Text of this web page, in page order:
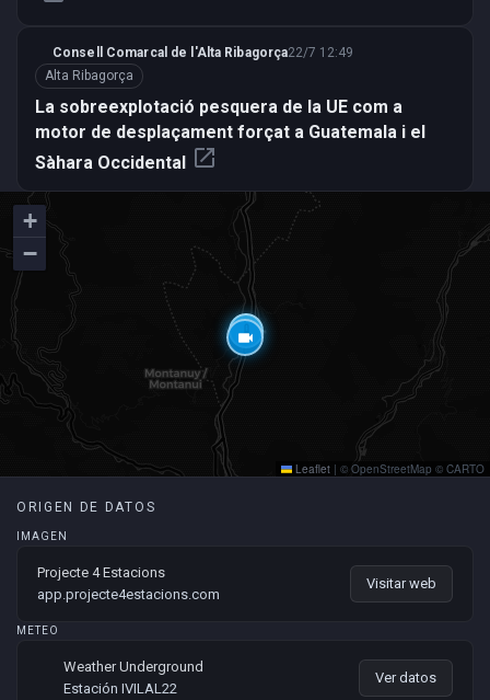
Consell Comarcal de l'Alta Ribagorça22/7 12:49
Alta Ribagorça
La sobreexplotació pesquera de la UE com a
motor de desplaçament forçat a Guatemala i el
Sàhara Occidental open_in_new
videocam
thermostat
+
−
Leaflet | © OpenStreetMap © CARTO
ORIGEN DE DATOS
IMAGEN
Projecte 4 Estacions
app.projecte4estacions.com
Visitar web
METEO
Weather Underground
Estación IVILAL22
Ver datos